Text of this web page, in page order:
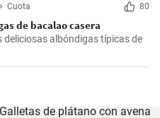
Cuota 80
de bacalao casera
albóndigas típicas de